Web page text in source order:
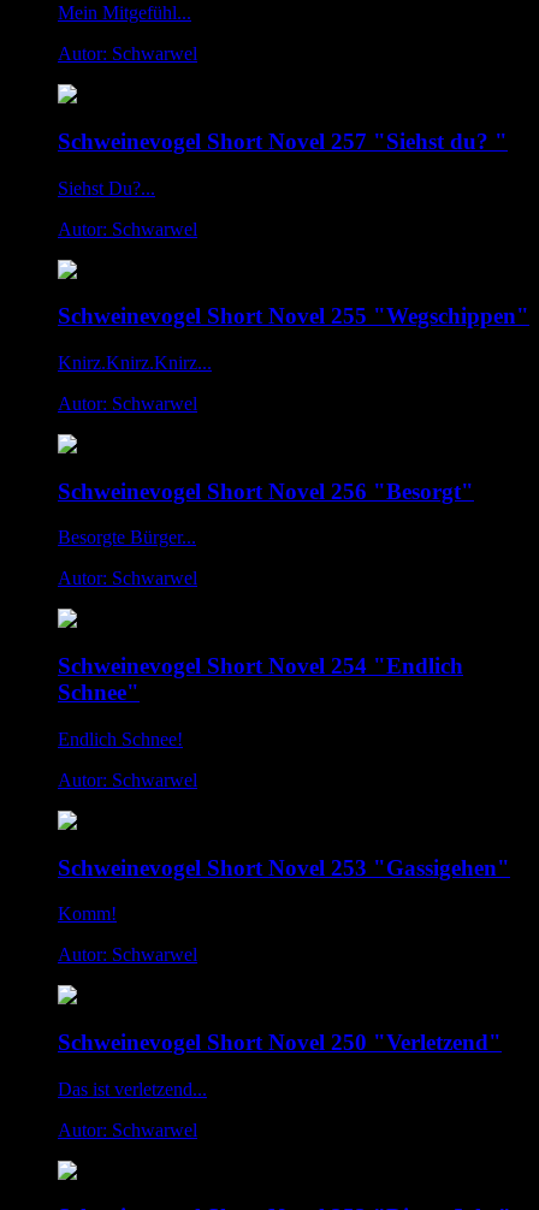
Mein Mitgefühl...
Autor: Schwarwel
Schweinevogel Short Novel 257 "Siehst du? "
Siehst Du?...
Autor: Schwarwel
Schweinevogel Short Novel 255 "Wegschippen"
Knirz.Knirz.Knirz...
Autor: Schwarwel
Schweinevogel Short Novel 256 "Besorgt"
Besorgte Bürger...
Autor: Schwarwel
Schweinevogel Short Novel 254 "Endlich
Schnee"
Endlich Schnee!
Autor: Schwarwel
Schweinevogel Short Novel 253 "Gassigehen"
Komm!
Autor: Schwarwel
Schweinevogel Short Novel 250 "Verletzend"
Das ist verletzend...
Autor: Schwarwel